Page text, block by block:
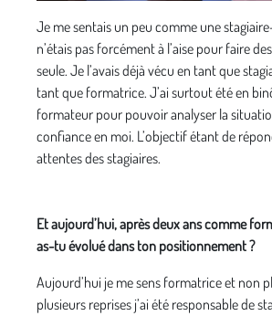
Je me sentais un peu comme une
n’étais pas forcément à l’aise pour faire
seule. Je l’avais déjà vécu en tant que
tant que formatrice. J’ai surtout été en
formateur pour pouvoir analyser la
confiance en moi. L’objectif étant de
attentes des stagiaires.
Et aujourd’hui, après deux ans comme
as-tu évolué dans ton positionnement ?
Aujourd’hui je me sens formatrice et non
plusieurs reprises j’ai été responsable de